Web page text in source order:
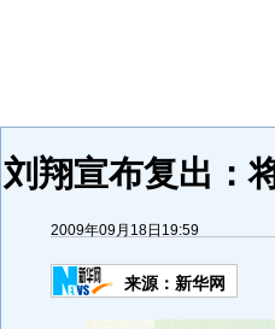
刘翔宣布复出：
2009年09月18日19:59
来源： 新华网